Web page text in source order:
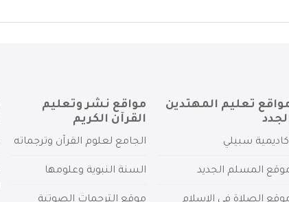
تعليم المهتدين
سبيلي
المسلم الجديد
مواقع نشر وتعليم
القرآن الكريم
الجامع لعلوم القرآن وترجماته
السنة النبوية وعلومها